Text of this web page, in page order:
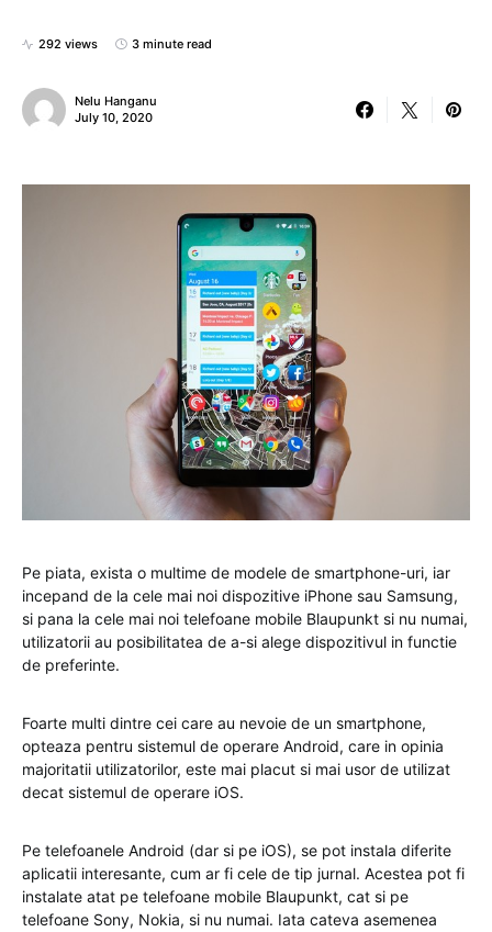
292 views 3 minute read
Nelu Hanganu
July 10, 2020
Pe piata, exista o multime de modele de smartphone-uri, iar
incepand de la cele mai noi dispozitive iPhone sau Samsung,
si pana la cele mai noi telefoane mobile Blaupunkt si nu numai,
utilizatorii au posibilitatea de a-si alege dispozitivul in functie
de preferinte.
Foarte multi dintre cei care au nevoie de un smartphone,
opteaza pentru sistemul de operare Android, care in opinia
majoritatii utilizatorilor, este mai placut si mai usor de utilizat
decat sistemul de operare iOS.
Pe telefoanele Android (dar si pe iOS), se pot instala diferite
aplicatii interesante, cum ar fi cele de tip jurnal. Acestea pot fi
instalate atat pe telefoane mobile Blaupunkt, cat si pe
telefoane Sony, Nokia, si nu numai. Iata cateva asemenea